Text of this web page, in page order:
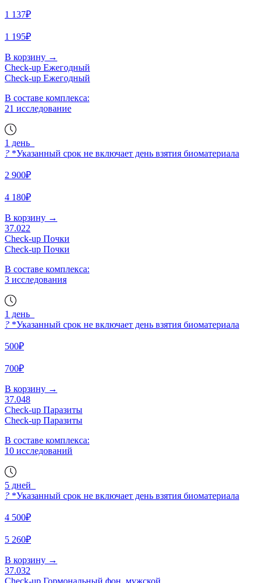
1 137₽
1 195₽
В корзину →
Check-up Ежегодный
Check-up Ежегодный
В составе комплекса:
21 исследование
1 день
? *Указанный срок не включает день взятия биоматериала
2 900₽
4 180₽
В корзину →
37.022
Check-up Почки
Check-up Почки
В составе комплекса:
3 исследования
1 день
? *Указанный срок не включает день взятия биоматериала
500₽
700₽
В корзину →
37.048
Check-up Паразиты
Check-up Паразиты
В составе комплекса:
10 исследований
5 дней
? *Указанный срок не включает день взятия биоматериала
4 500₽
5 260₽
В корзину →
37.032